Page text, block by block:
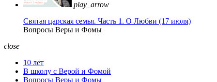
play_arrow
Святая царская семья. Часть 1. О Любви (17 июля)
Вопросы Веры и Фомы
close
10 лет
В школу с Верой и Фомой
Вопросы Веры и Фомы